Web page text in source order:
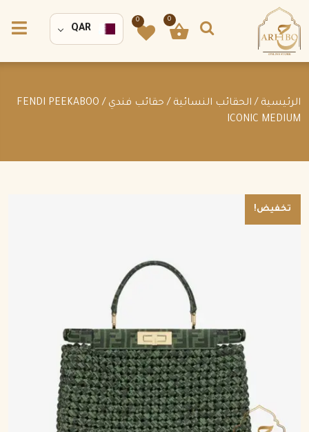
0
0
QAR
الرئيسية / الحقائب النسائية / حقائب فندي
/ FENDI PEEKABOO
ICONIC MEDIUM
تخفيض!